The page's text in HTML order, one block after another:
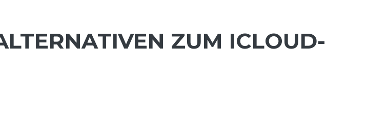
ZUM ICLOUD-